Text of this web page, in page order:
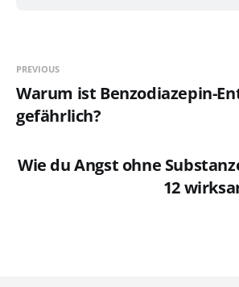
PREVIOUS
Warum ist Benzodiazepin-
gefährlich?
Wie du Angst ohne
12